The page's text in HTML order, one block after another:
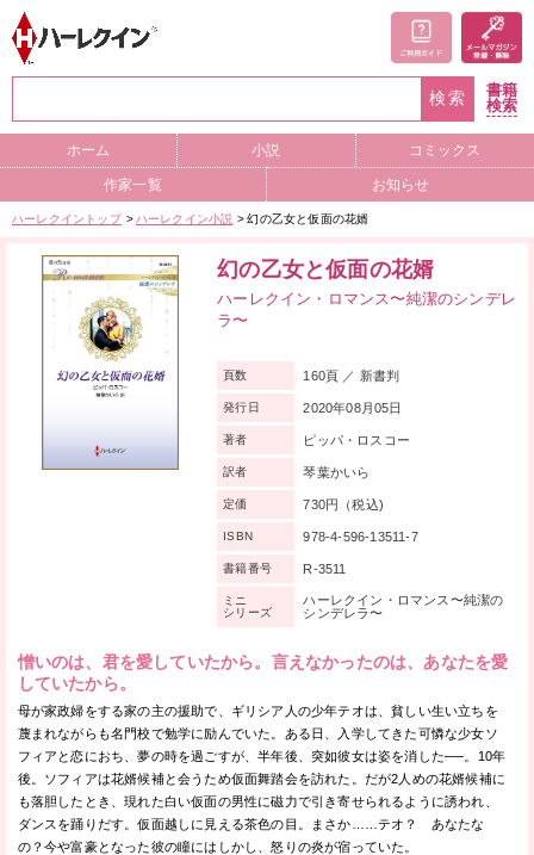
検索
書籍
検索
ホーム 小説 コミックス
作家一覧 お知らせ
ハーレクイントップ ハーレクイン小説 幻の乙女と仮面の花婿
幻の乙女と仮面の花婿
ハーレクイン・ロマンス〜純潔のシンデレ
ラ〜
憎いのは、君を愛していたから。言えなかったのは、あなたを愛
していたから。
母が家政婦をする家の主の援助で、ギリシア人の少年テオは、貧しい生い立ちを
蔑まれながらも名門校で勉学に励んでいた。ある日、入学してきた可憐な少女ソ
フィアと恋におち、夢の時を過ごすが、半年後、突如彼女は姿を消した──。10年
後。ソフィアは花婿候補と会うため仮面舞踏会を訪れた。だが2人めの花婿候補に
も落胆したとき、現れた白い仮面の男性に磁力で引き寄せられるように誘われ、
ダンスを踊りだす。仮面越しに見える茶色の目。まさか……テオ？ あなたな
の？今や富豪となった彼の瞳にはしかし、怒りの炎が宿っていた。
頁数 160頁 ／ 新書判
発行日 2020年08月05日
著者 ピッパ・ロスコー
訳者 琴葉かいら
定価 730円（税込)
ISBN 978-4-596-13511-7
書籍番号 R-3511
ミニ
シリーズ
ハーレクイン・ロマンス〜純潔の
シンデレラ〜